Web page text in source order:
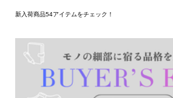
新入荷商品54アイテムをチェック！